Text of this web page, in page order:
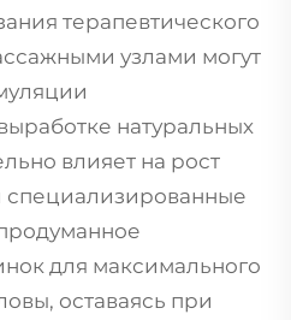
терапевтического
узлами могут
натуральных
влияет на рост
специализированные
для максимального
оставаясь при